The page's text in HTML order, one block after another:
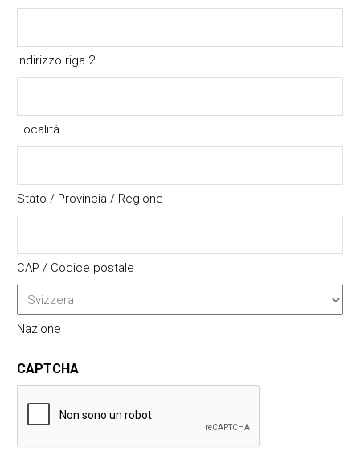
Indirizzo riga 2
Località
Stato / Provincia / Regione
CAP / Codice postale
Nazione
CAPTCHA